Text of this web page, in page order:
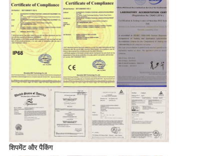
शिपमेंट और पैकिंग